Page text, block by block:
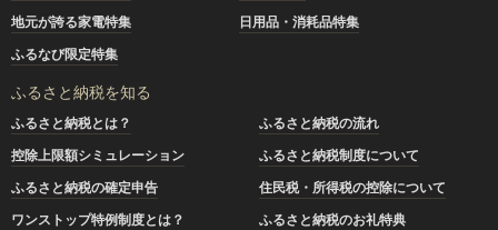
地元が誇る家電特集
日用品・消耗品特集
ふるなび限定特集
ふるさと納税を知る
ふるさと納税とは？
ふるさと納税の流れ
控除上限額シミュレーション
ふるさと納税制度について
ふるさと納税の確定申告
住民税・所得税の控除について
ワンストップ特例制度とは？
ふるさと納税のお礼特典